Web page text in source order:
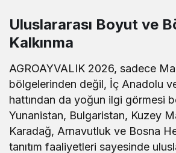
Uluslararası Boyut ve
Kalkınma
AGROAYVALIK 2026, sadece
bölgelerinden değil, İç Anadolu
hattından da yoğun ilgi görmesi
Yunanistan, Bulgaristan, Kuzey
Karadağ, Arnavutluk ve Bosna
tanıtım faaliyetleri sayesinde